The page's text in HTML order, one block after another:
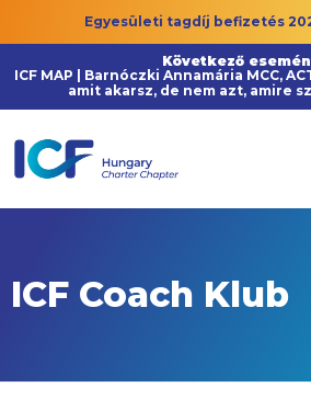
Egyesületi tagdíj befizetés
Következő
ICF MAP | Barnóczki Annamária MCC,
amit akarsz, de nem azt, amire
ICF Coach Klub